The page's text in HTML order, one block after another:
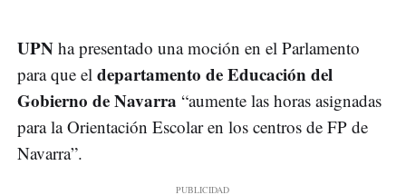
UPN ha presentado una moción en el Parlamento
para que el departamento de Educación del
Gobierno de Navarra “aumente las horas asignadas
para la Orientación Escolar en los centros de FP de
Navarra”.